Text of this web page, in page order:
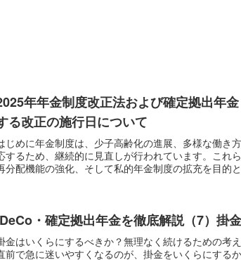
年年金制度改正法および確定拠出年
る改正の施行日について
じめに年金制度は、少子高齢化の進展、多様な働き
するため、継続的に見直しが行われています。これ
分配機能の強化、そして私的年金制度の拡充を目的
・確定拠出年金を徹底解説（7）掛
金はいくらにするべきか？無理なく続けるための考
前で急に迷いやすくなるのが、掛金をいくらにする